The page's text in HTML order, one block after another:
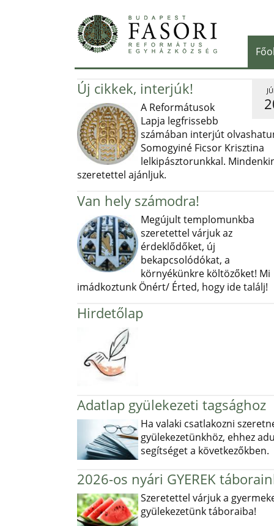
Új cikkek, interjúk!
A Reformátusok
Lapja legfrissebb
számában interjút
Somogyiné Ficsor Krisztina
lelkipásztorunkkal.
szeretettel ajánljuk.
Van hely számodra!
Megújult templomunkba
szeretettel várjuk az
érdeklődőket, új
bekapcsolódókat, a
környékünkre költözőket! Mi
imádkoztunk Önért/ Érted, hogy ide találj!
Hirdetőlap
Adatlap gyülekezeti tagsághoz
Ha valaki csatlakozni
gyülekezetünkhöz, ehhez
segítséget a következőkben.
2026-os nyári GYEREK
Szeretettel várjuk a
gyülekezetünk táboraiba!